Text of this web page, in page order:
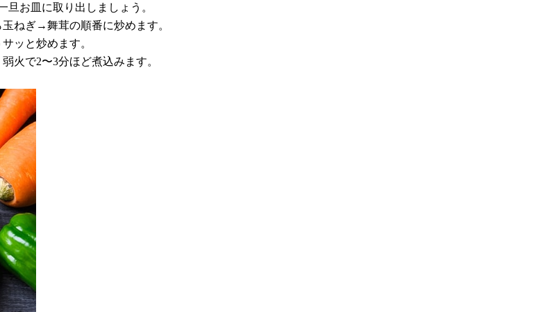
お皿に取り出しましょう。
ねぎ→舞茸の順番に炒めます。
ッと炒めます。
火で2〜3分ほど煮込みます。